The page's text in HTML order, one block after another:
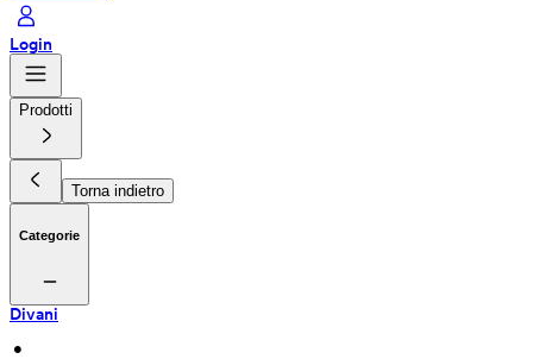
Login
Prodotti
Torna indietro
Categorie
Divani
•